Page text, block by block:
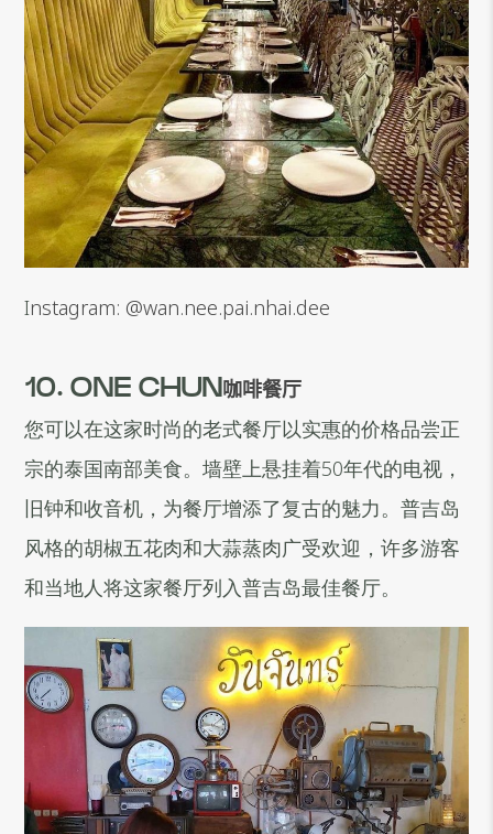
Instagram: @wan.nee.pai.nhai.dee
10. ONE CHUN咖啡餐厅
您可以在这家时尚的老式餐厅以实惠的价格品尝正
宗的泰国南部美食。墙壁上悬挂着50年代的电视，
旧钟和收音机，为餐厅增添了复古的魅力。普吉岛
风格的胡椒五花肉和大蒜蒸肉广受欢迎，许多游客
和当地人将这家餐厅列入普吉岛最佳餐厅。